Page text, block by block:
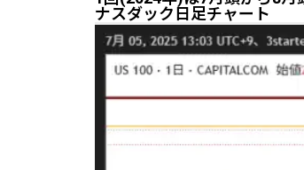
ナスダック日足チャート